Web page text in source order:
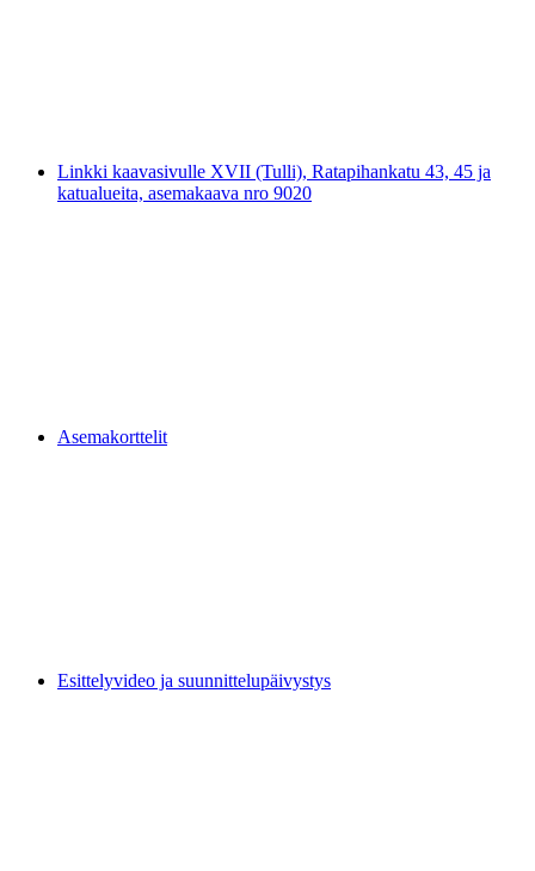
Linkki kaavasivulle XVII (Tulli), Ratapihankatu 43, 45 ja
katualueita, asemakaava nro 9020
Asemakorttelit
Esittelyvideo ja suunnittelupäivystys